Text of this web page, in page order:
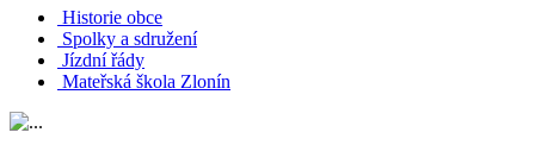
Historie obce
Spolky a sdružení
Jízdní řády
Mateřská škola Zlonín